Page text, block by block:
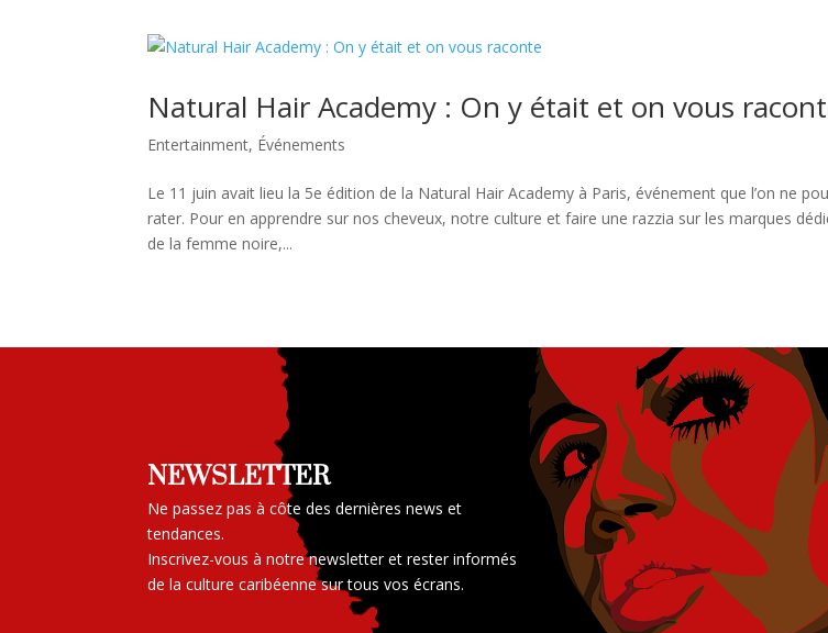
Natural Hair Academy : On y était et on vous
Entertainment, Événements
Le 11 juin avait lieu la 5e édition de la Natural Hair Academy à Paris, événement que l’on ne
rater. Pour en apprendre sur nos cheveux, notre culture et faire une razzia sur les marques
de la femme noire,...
NEWSLETTER
Ne passez pas à côte des dernières news et
tendances.
Inscrivez-vous à notre newsletter et rester informés
de la culture caribéenne sur tous vos écrans.